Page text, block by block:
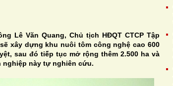
Lê Văn Quang, Chủ tịch HĐQT CTCP Tập
xây dựng khu nuôi tôm công nghệ cao 600
sau đó tiếp tục mở rộng thêm 2.500 ha và
nghiệp này tự nghiên cứu.